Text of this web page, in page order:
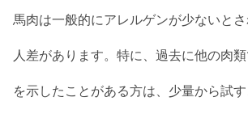
馬肉は一般的にアレルゲンが少ないと
人差があります。特に、過去に他の肉
を示したことがある方は、少量から試